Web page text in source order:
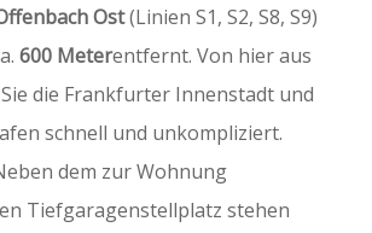
Ost(Linien S1, S2, S8, S9)
600 Meterentfernt. Von hier aus
die Frankfurter Innenstadt und
schnell und unkompliziert.
dem zur Wohnung
Tiefgaragenstellplatz stehen